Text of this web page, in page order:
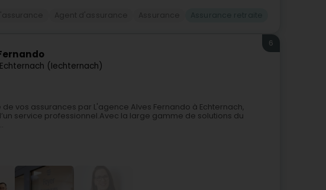
Echternach (Iechternach)
6
vos assurances par L'agence Alves Fernando à Echternach,
service professionnel.Avec la large gamme de solutions du